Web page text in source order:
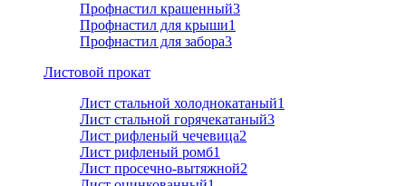
Профнастил крашенный3
Профнастил для крыши1
Профнастил для забора3
Листовой прокат
Лист стальной холоднокатаный1
Лист стальной горячекатаный3
Лист рифленый чечевица2
Лист рифленый ромб1
Лист просечно-вытяжной2